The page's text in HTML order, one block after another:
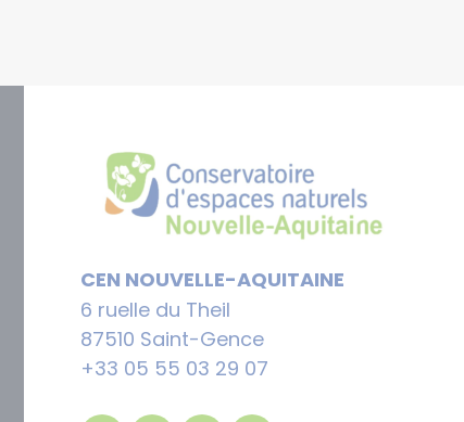
CEN NOUVELLE-AQUITAINE
6 ruelle du Theil
87510 Saint-Gence
+33 05 55 03 29 07